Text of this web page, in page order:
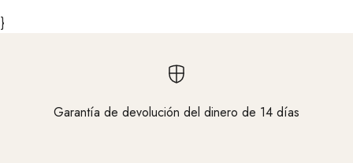
}
Garantía de devolución del dinero de 14 días